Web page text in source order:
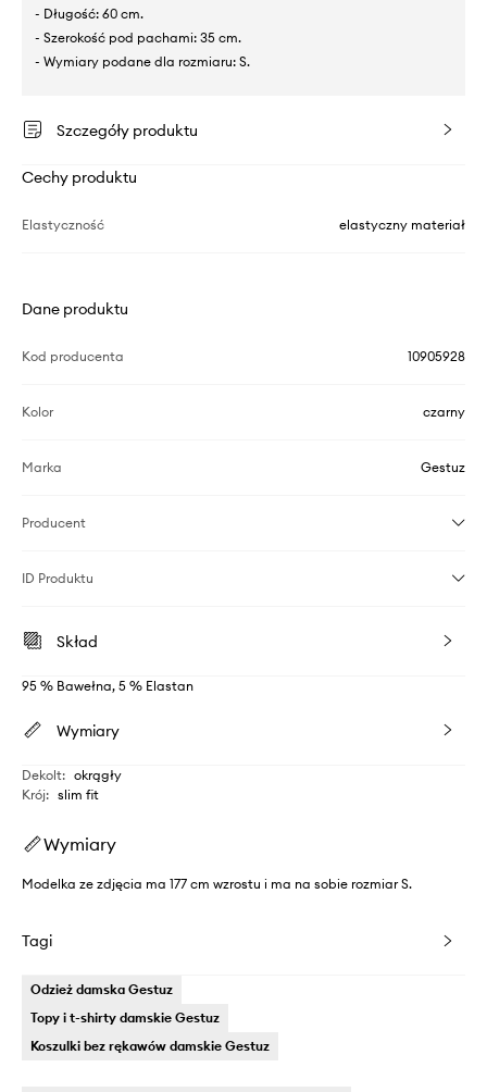
- Długość: 60 cm.
- Szerokość pod pachami: 35 cm.
- Wymiary podane dla rozmiaru: S.
Szczegóły produktu
Cechy produktu
Elastyczność elastyczny materiał
Dane produktu
Kod producenta 10905928
Kolor czarny
Marka Gestuz
Producent
ID Produktu
Skład
95 % Bawełna, 5 % Elastan
Wymiary
Dekolt: okrągły
Krój: slim fit
Wymiary
Modelka ze zdjęcia ma 177 cm wzrostu i ma na sobie rozmiar S.
Tagi
Odzież damska Gestuz
Topy i t-shirty damskie Gestuz
Koszulki bez rękawów damskie Gestuz